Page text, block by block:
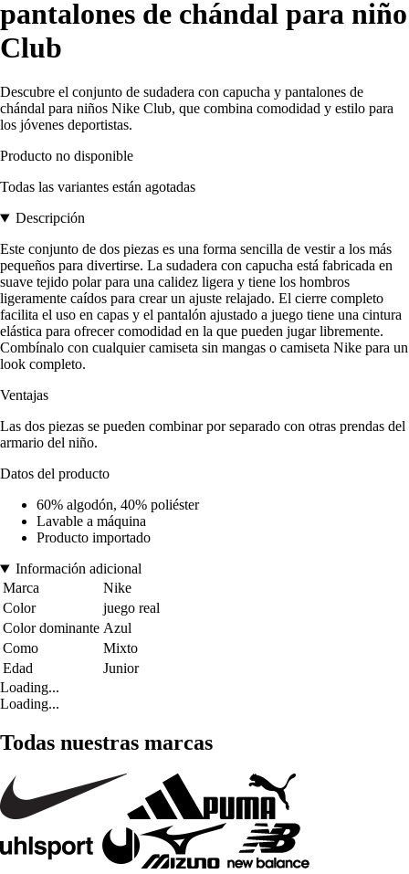
pantalones de chándal para niño
Club
Descubre el conjunto de sudadera con capucha y pantalones de
chándal para niños Nike Club, que combina comodidad y estilo para
los jóvenes deportistas.
Producto no disponible
Todas las variantes están agotadas
Descripción
Este conjunto de dos piezas es una forma sencilla de vestir a los más
pequeños para divertirse. La sudadera con capucha está fabricada en
suave tejido polar para una calidez ligera y tiene los hombros
ligeramente caídos para crear un ajuste relajado. El cierre completo
facilita el uso en capas y el pantalón ajustado a juego tiene una cintura
elástica para ofrecer comodidad en la que pueden jugar libremente.
Combínalo con cualquier camiseta sin mangas o camiseta Nike para un
look completo.
Ventajas
Las dos piezas se pueden combinar por separado con otras prendas del
armario del niño.
Datos del producto
60% algodón, 40% poliéster
Lavable a máquina
Producto importado
Información adicional
Marca
Nike
Color
juego real
Color dominante Azul
Como
Mixto
Edad
Junior
Loading...
Loading...
Todas nuestras marcas